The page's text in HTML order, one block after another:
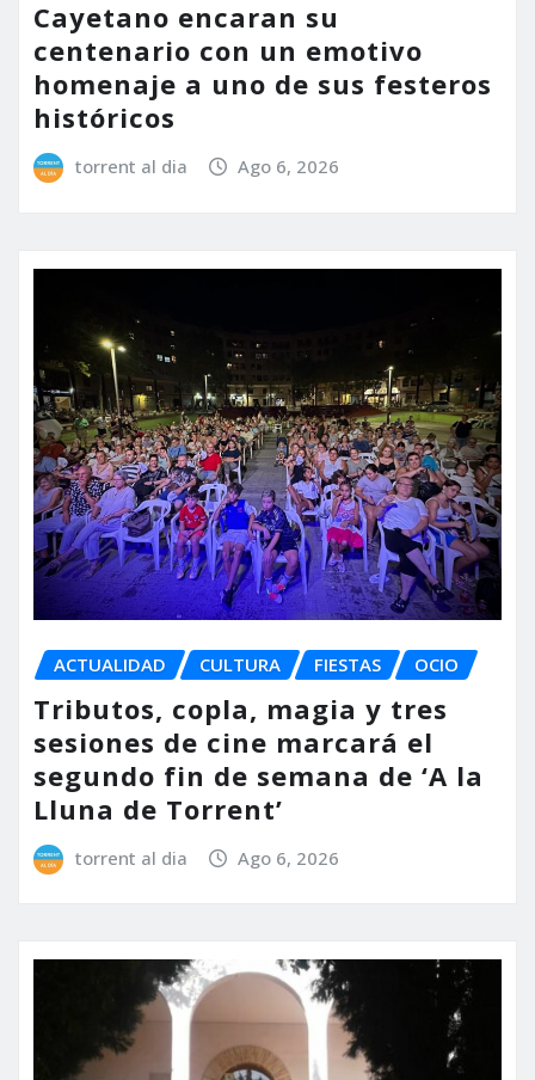
Cayetano encaran su
centenario con un emotivo
homenaje a uno de sus festeros
históricos
torrent al dia Ago 6, 2026
ACTUALIDAD CULTURA FIESTAS OCIO
Tributos, copla, magia y tres
sesiones de cine marcará el
segundo fin de semana de ‘A la
Lluna de Torrent’
torrent al dia Ago 6, 2026